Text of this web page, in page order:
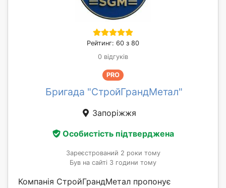
Рейтинг: 60 з 80
0 відгуків
PRO
Бригада "СтройГрандМетал"
Запоріжжя
Особистість підтверджена
Зареєстрований 2 роки тому
Був на сайті 3 години тому
Компанія СтройГрандМетал пропонує